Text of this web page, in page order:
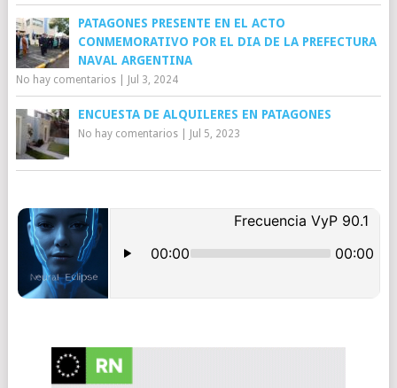
PATAGONES PRESENTE EN EL ACTO
CONMEMORATIVO POR EL DIA DE LA PREFECTURA
NAVAL ARGENTINA
No hay comentarios| Jul 3, 2024
ENCUESTA DE ALQUILERES EN PATAGONES
No hay comentarios| Jul 5, 2023